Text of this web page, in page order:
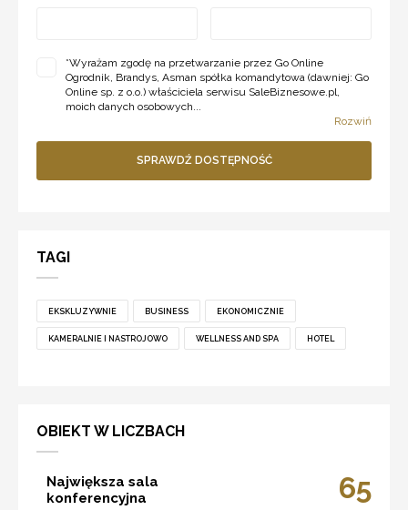
*Wyrażam zgodę na przetwarzanie przez Go Online
Ogrodnik, Brandys, Asman spółka komandytowa (dawniej: Go
Online sp. z o.o.) właściciela serwisu SaleBiznesowe.pl,
moich danych osobowych...
Rozwiń
SPRAWDŹ DOSTĘPNOŚĆ
TAGI
EKSKLUZYWNIE BUSINESS EKONOMICZNIE
KAMERALNIE I NASTROJOWO WELLNESS AND SPA HOTEL
OBIEKT W LICZBACH
Największa sala
konferencyjna
65